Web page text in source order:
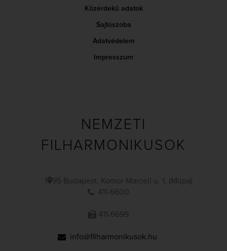
Közérdekű adatok
Sajtószoba
Adatvédelem
Impresszum
NEMZETI
FILHARMONIKUSOK
1095 Budapest, Komor Marcell u. 1. (Müpa)
411-6600
411-6699
info@filharmonikusok.hu